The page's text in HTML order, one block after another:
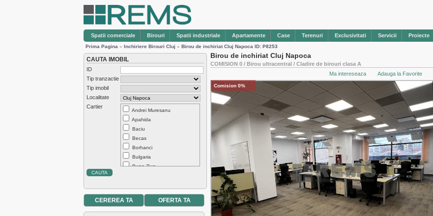
Spatii comerciale Birouri Spatii industriale Apartamente Case Terenuri Exclusivitati Servicii Proiecte
Prima Pagina » Inchiriere Birouri Cluj » Birou de inchiriat Cluj Napoca ID: P8253
CAUTA IMOBIL
ID
Tip tranzactie
Tip imobil
Localitate
Cartier
Andrei Muresanu
Apahida
Baciu
Becas
Borhanci
Bulgaria
Buna Ziua
Dambul Rotund
Europa
Exterior Est
CEREREA TA OFERTA TA
Birou de inchiriat Cluj Napoca
COMISION 0 / Birou ultracentral / Cladire de birouri clasa A
Ma intereseaza
Adauga la Favorite
Comision 0%